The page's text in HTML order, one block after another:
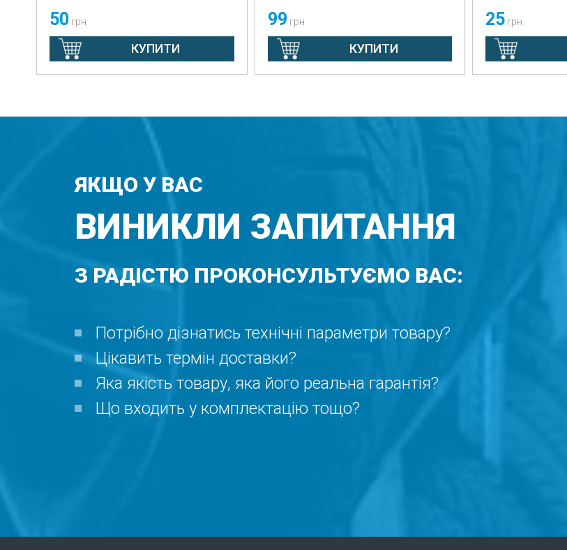
50 грн
КУПИТИ
99 грн
КУПИТИ
25 грн
ЯКЩО У ВАС
ВИНИКЛИ ЗАПИТАННЯ
З РАДІСТЮ ПРОКОНСУЛЬТУЄМО ВАС:
Потрібно дізнатись технічні параметри товару?
Цікавить термін доставки?
Яка якість товару, яка його реальна гарантія?
Що входить у комплектацію тощо?